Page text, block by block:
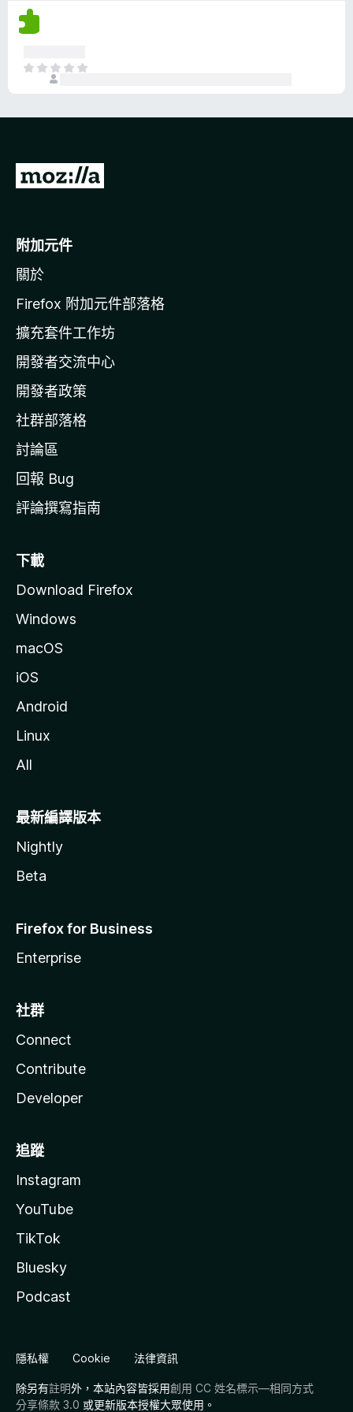
沒
有
目
有
前
o
i
l
a
官
網
附加元件
關於
Firefox 附加元件部落格
擴充套件工作坊
開發者交流中心
開發者政策
社群部落格
討論區
回報 Bug
評論撰寫指南
下載
Download Firefox
Windows
macOS
iOS
Android
Linux
All
最新編譯版本
Nightly
Beta
Firefox for Business
Enterprise
社群
Connect
Contribute
Developer
追蹤
Instagram
YouTube
TikTok
Bluesky
Podcast
隱私權 Cookie 法律資訊
除另有註明外，本站內容皆採用創用 CC 姓名標示—相同方式
分享條款 3.0 或更新版本授權大眾使用。